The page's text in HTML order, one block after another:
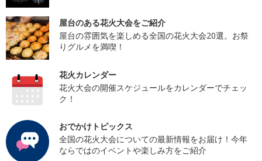
屋台のある花火大会をご紹介
屋台の雰囲気を楽しめる全国の花火大会20選。お祭
りグルメを満喫！
花火カレンダー
花火大会の開催スケジュールをカレンダーでチェッ
ク！
おでかけトピックス
全国の花火大会についての最新情報をお届け！今年
ならではのイベントや楽しみ方をご紹介